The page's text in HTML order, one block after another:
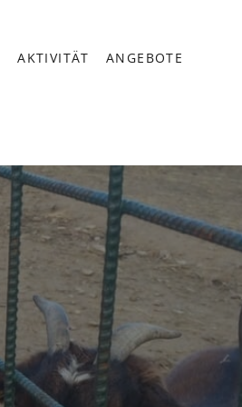
AKTIVITÄT ANGEBOTE